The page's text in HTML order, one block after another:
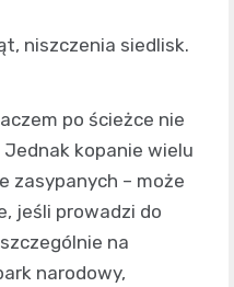
niszczenia siedlisk.
po ścieżce nie
Jednak kopanie wielu
zasypanych – może
jeśli prowadzi do
na
narodowy,